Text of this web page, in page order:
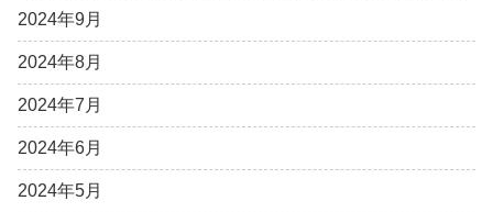
2024年9月
2024年8月
2024年7月
2024年6月
2024年5月